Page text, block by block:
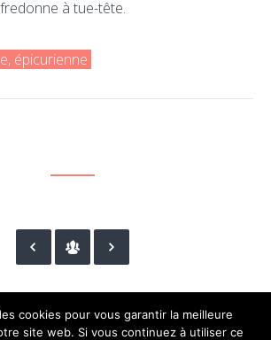
à tue-tête.
épicurienne
cookies pour vous garantir la meilleure
site web. Si vous continuez à utiliser ce